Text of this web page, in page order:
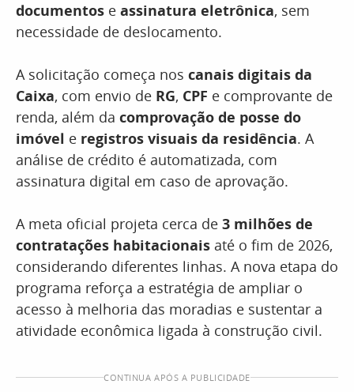
documentos e assinatura eletrônica, sem
necessidade de deslocamento.
A solicitação começa nos canais digitais da
Caixa, com envio de RG, CPF e comprovante de
renda, além da comprovação de posse do
imóvel e registros visuais da residência. A
análise de crédito é automatizada, com
assinatura digital em caso de aprovação.
A meta oficial projeta cerca de 3 milhões de
contratações habitacionais até o fim de 2026,
considerando diferentes linhas. A nova etapa do
programa reforça a estratégia de ampliar o
acesso à melhoria das moradias e sustentar a
atividade econômica ligada à construção civil.
CONTINUA APÓS A PUBLICIDADE